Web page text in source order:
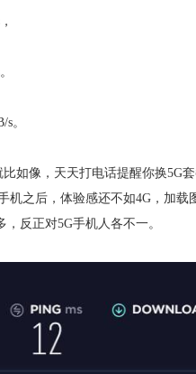
。
如像，天天打电话提醒你换5G
机之后，体验感还不如4G，加
反正对5G手机人各不一。